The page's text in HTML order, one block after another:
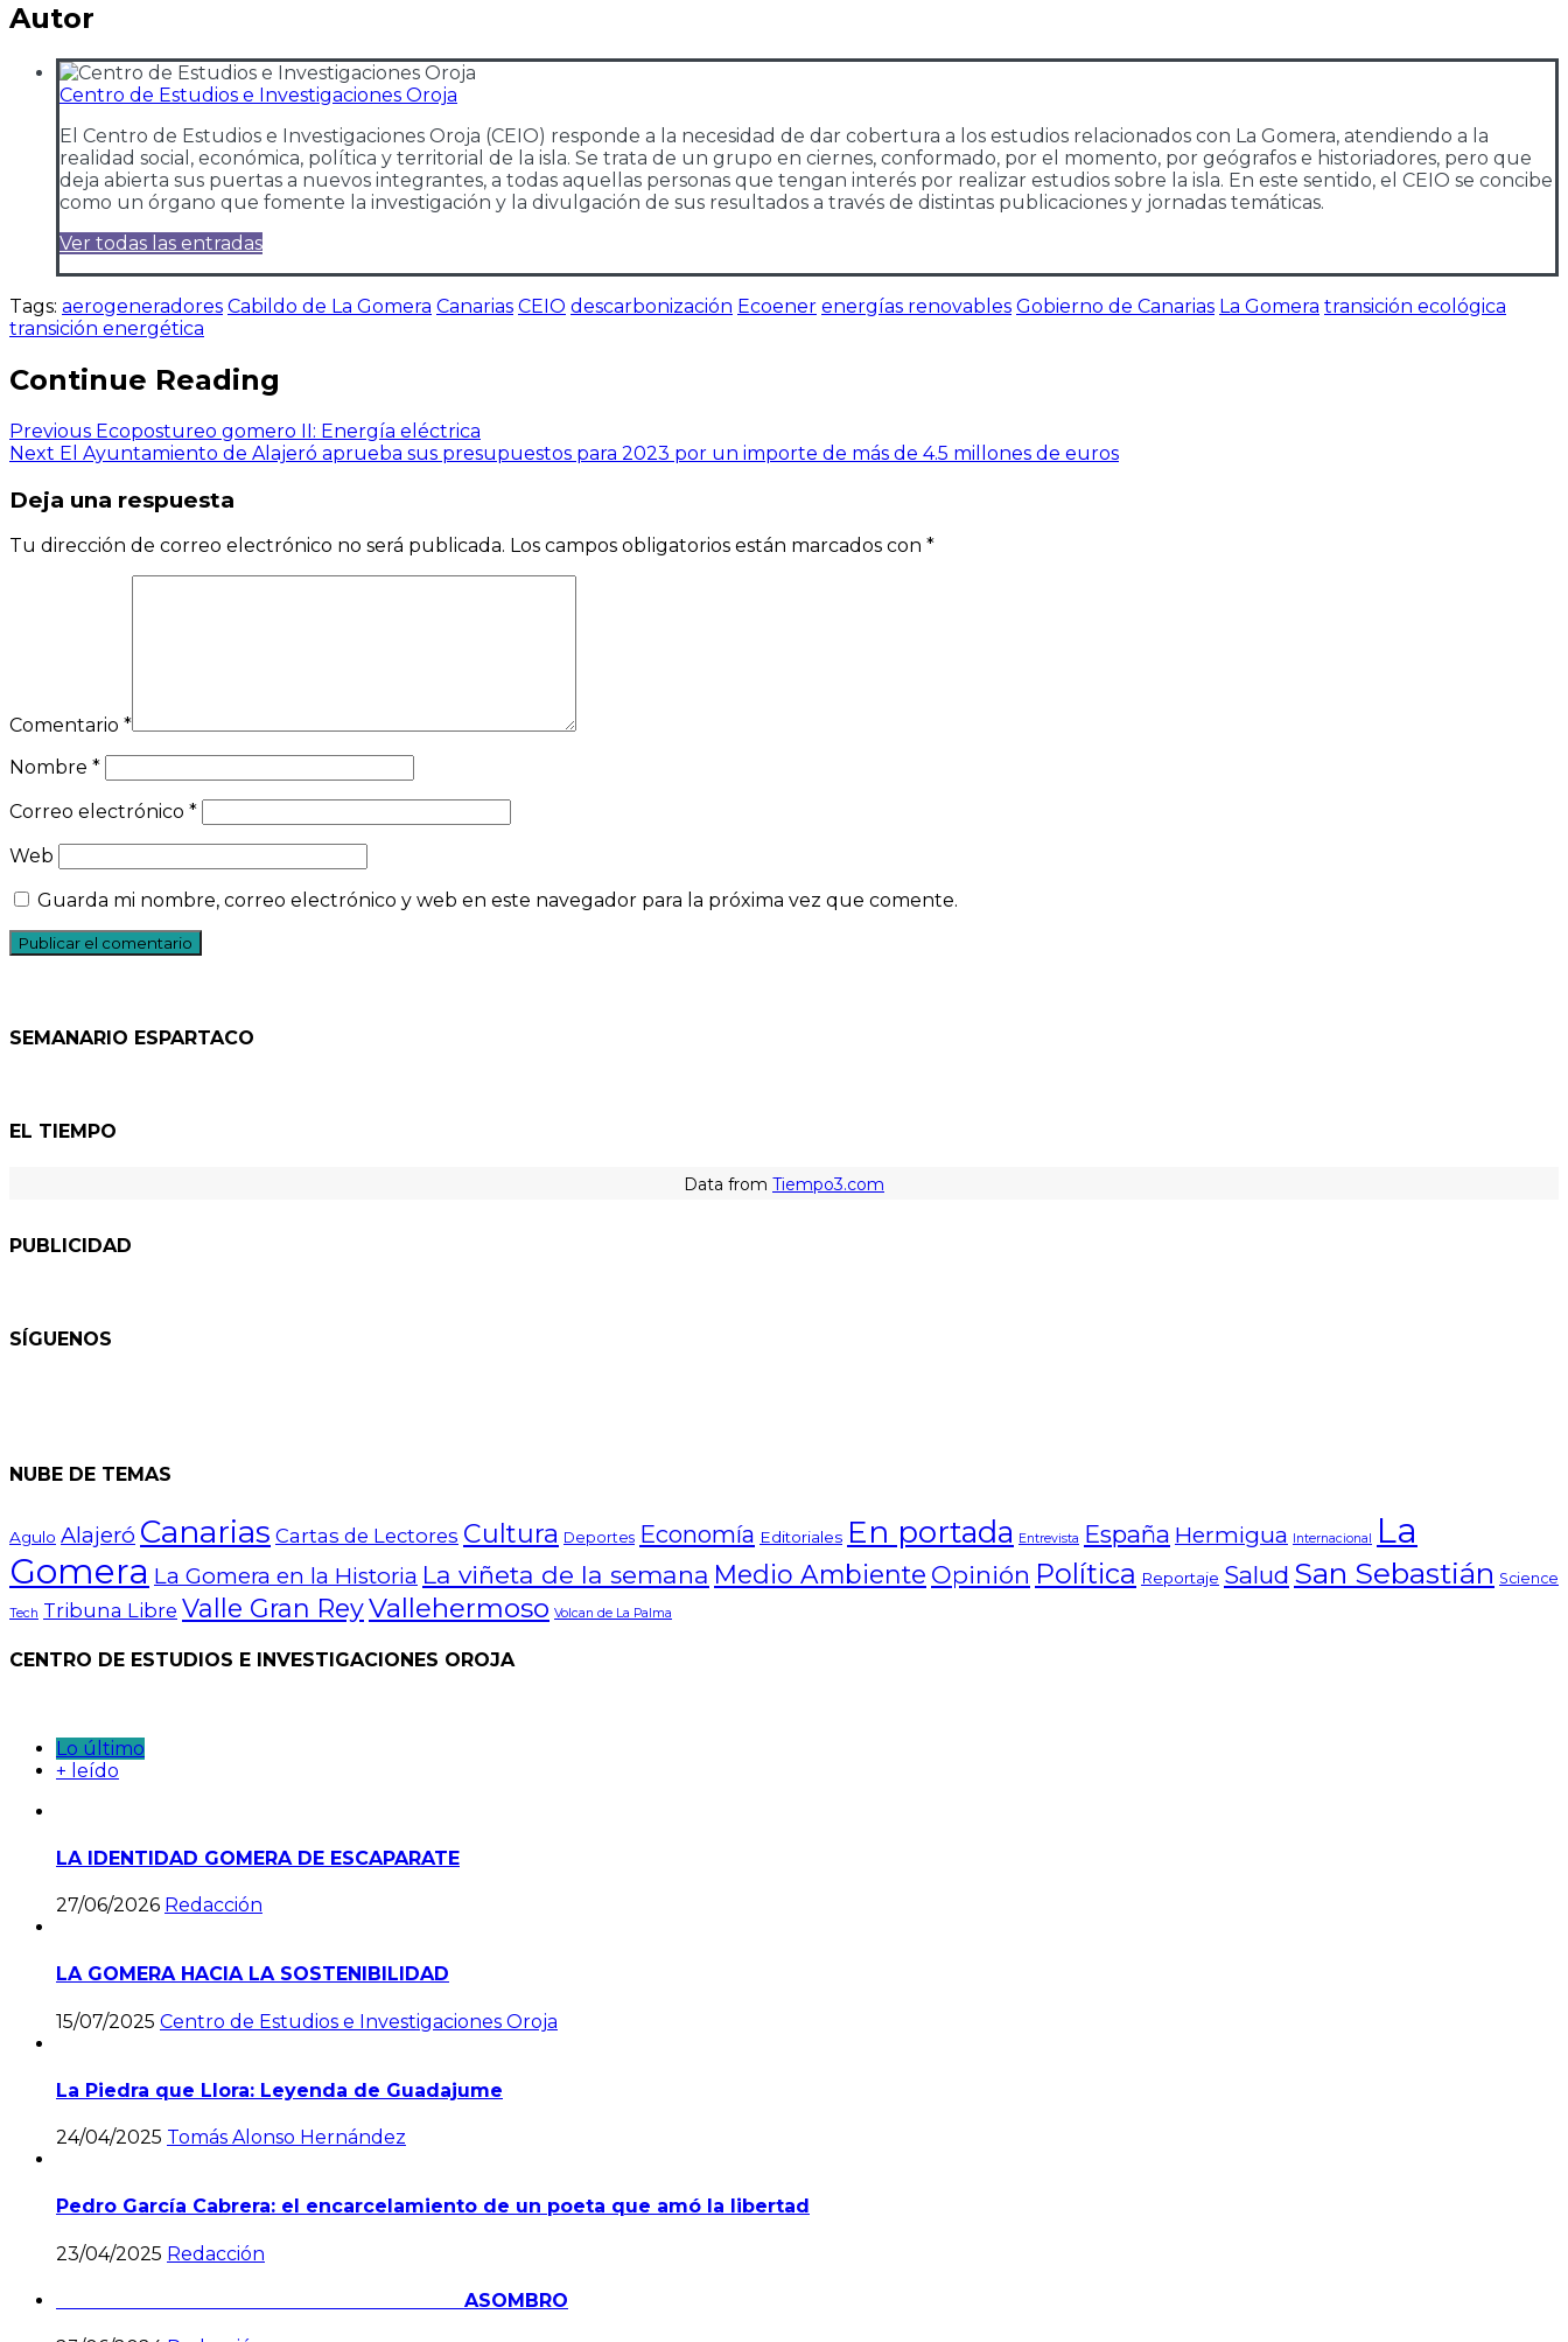
Autor
Centro de Estudios e Investigaciones Oroja
El Centro de Estudios e Investigaciones Oroja (CEIO) responde a la necesidad de dar cobertura a los estudios relacionados con La Gomera, atendiendo a la
realidad social, económica, política y territorial de la isla. Se trata de un grupo en ciernes, conformado, por el momento, por geógrafos e historiadores, pero que
deja abierta sus puertas a nuevos integrantes, a todas aquellas personas que tengan interés por realizar estudios sobre la isla. En este sentido, el CEIO se concibe
como un órgano que fomente la investigación y la divulgación de sus resultados a través de distintas publicaciones y jornadas temáticas.
Ver todas las entradas
Tags: aerogeneradores Cabildo de La Gomera Canarias CEIO descarbonización Ecoener energías renovables Gobierno de Canarias La Gomera transición ecológica
transición energética
Continue Reading
Previous Ecopostureo gomero II: Energía eléctrica
Next El Ayuntamiento de Alajeró aprueba sus presupuestos para 2023 por un importe de más de 4.5 millones de euros
Deja una respuesta
Tu dirección de correo electrónico no será publicada. Los campos obligatorios están marcados con *
Comentario *
Nombre *
Correo electrónico *
Web
Guarda mi nombre, correo electrónico y web en este navegador para la próxima vez que comente.
SEMANARIO ESPARTACO
EL TIEMPO
Data from Tiempo3.com
PUBLICIDAD
SÍGUENOS
NUBE DE TEMAS
Agulo Alajeró Canarias Cartas de Lectores Cultura Deportes Economía Editoriales En portada Entrevista España Hermigua Internacional
La
Gomera La Gomera en la Historia La viñeta de la semana Medio Ambiente Opinión Política Reportaje Salud San Sebastián Science
Tech Tribuna Libre Valle Gran ReyVallehermoso Volcan de La Palma
CENTRO DE ESTUDIOS E INVESTIGACIONES OROJA
Lo último
+ leído
LA IDENTIDAD GOMERA DE ESCAPARATE
27/06/2026 Redacción
LA GOMERA HACIA LA SOSTENIBILIDAD
15/07/2025 Centro de Estudios e Investigaciones Oroja
La Piedra que Llora: Leyenda de Guadajume
24/04/2025 Tomás Alonso Hernández
Pedro García Cabrera: el encarcelamiento de un poeta que amó la libertad
23/04/2025 Redacción
ASOMBRO